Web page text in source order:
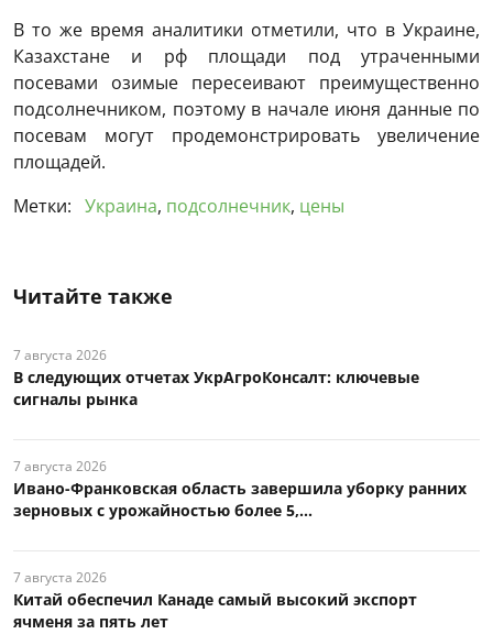
В то же время аналитики отметили, что в Украине,
Казахстане и рф площади под утраченными
посевами озимые пересеивают преимущественно
подсолнечником, поэтому в начале июня данные по
посевам могут продемонстрировать увеличение
площадей.
Метки: Украина, подсолнечник, цены
Читайте также
7 августа 2026
В следующих отчетах УкрАгроКонсалт: ключевые
сигналы рынка
7 августа 2026
Ивано-Франковская область завершила уборку ранних
зерновых с урожайностью более 5,...
7 августа 2026
Китай обеспечил Канаде самый высокий экспорт
ячменя за пять лет